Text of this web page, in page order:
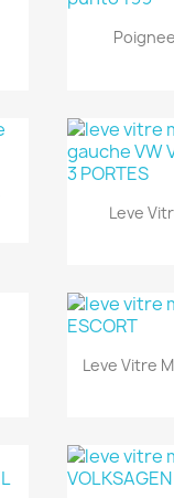


Leve

Leve Vitre